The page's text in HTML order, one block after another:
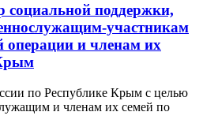
социальной поддержки,
участникам
операции и членам их
по Республике Крым с целью
и членам их семей по